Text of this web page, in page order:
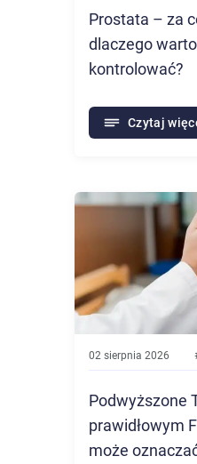
Prostata – za
dlaczego
kontrolować?
Czytaj
02 sierpnia 2026
Podwyższone
prawidłowym
może